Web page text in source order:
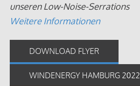
unseren Low-Noise-Serrations
Weitere Informationen
DOWNLOAD FLYER
WINDENERGY HAMBURG 2022